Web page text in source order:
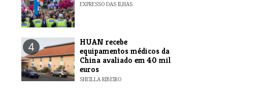
EXPRESSO DAS ILHAS
4
HUAN recebe
equipamentos médicos da
China avaliado em 40 mil
euros
SHEILLA RIBEIRO